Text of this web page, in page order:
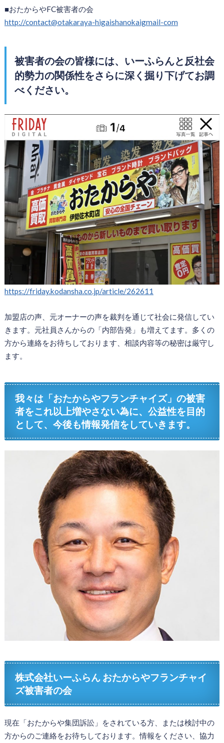
■おたからやFC被害者の会
http://contact@otakaraya-higaishanokaigmail-com
被害者の会の皆様には、いーふらんと反社会
的勢力の関係性をさらに深く掘り下げてお調
べください。
https://friday.kodansha.co.jp/article/262611
加盟店の声、元オーナーの声を裁判を通じて社会に発信してい
きます。元社員さんからの「内部告発」も増えてます。多くの
方から連絡をお待ちしております、相談内容等の秘密は厳守し
ます。
我々は「おたからやフランチャイズ」の被害
者をこれ以上増やさない為に、公益性を目的
として、今後も情報発信をしていきます。
株式会社いーふらん おたからやフランチャイ
ズ被害者の会
現在「おたからや集団訴訟」をされている方、または検討中の
方からのご連絡をお待ちしております。情報をください、協力